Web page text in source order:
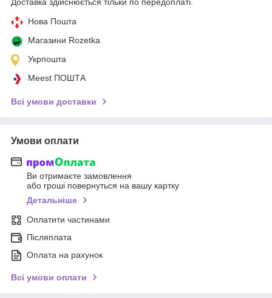
Нова Пошта
Магазини Rozetka
Укрпошта
Meest ПОШТА
Всі умови доставки
Умови оплати
Ви отримаєте замовлення
або гроші повернуться на вашу картку
Детальніше
Оплатити частинами
Післяплата
Оплата на рахунок
Всі умови оплати